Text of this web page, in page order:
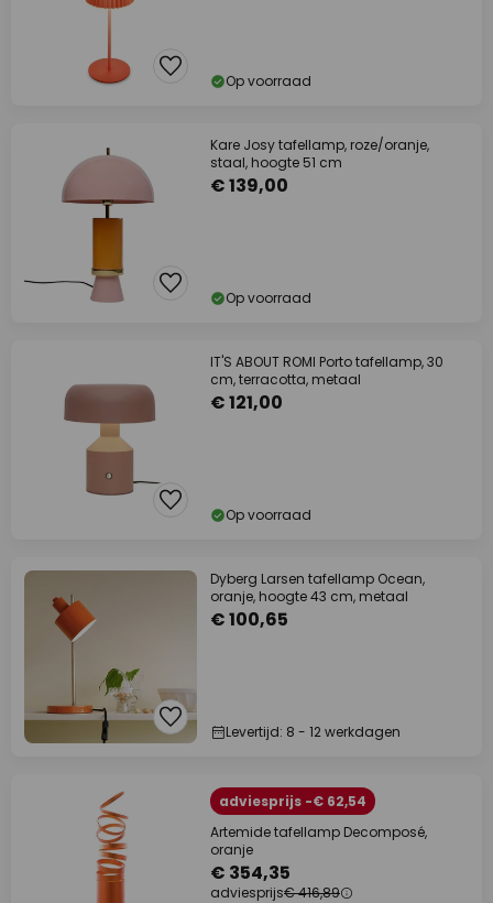
Op voorraad
Kare Josy tafellamp, roze/oranje,
staal, hoogte 51 cm
€ 139,00
Op voorraad
IT'S ABOUT ROMI Porto tafellamp, 30
cm, terracotta, metaal
€ 121,00
Op voorraad
Dyberg Larsen tafellamp Ocean,
oranje, hoogte 43 cm, metaal
€ 100,65
Levertijd: 8 - 12 werkdagen
adviesprijs -€ 62,54
Artemide tafellamp Decomposé,
oranje
€ 354,35
adviesprijs€ 416,89